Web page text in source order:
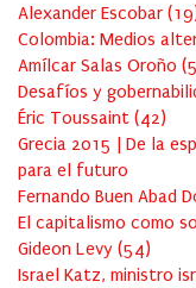
Alexander Escobar (19
Colombia: Medios
Amílcar Salas Oroño (5
Desafíos y
Éric Toussaint (42)
Grecia 2015 | De la
para el futuro
Fernando Buen Abad
El capitalismo como
Gideon Levy (54)
Israel Katz, ministro